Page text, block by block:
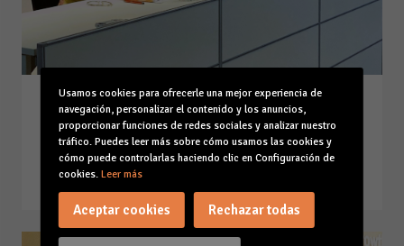
Intervención VI Premios CAEB-
Santander a la innovación
06-06-22
Leer la noticia
Usamos cookies para ofrecerle una mejor experiencia de
navegación, personalizar el contenido y los anuncios,
proporcionar funciones de redes sociales y analizar nuestro
tráfico. Puedes leer más sobre cómo usamos las cookies y
cómo puede controlarlas haciendo clic en Configuración de
cookies. Leer más
Aceptar cookies Rechazar todas